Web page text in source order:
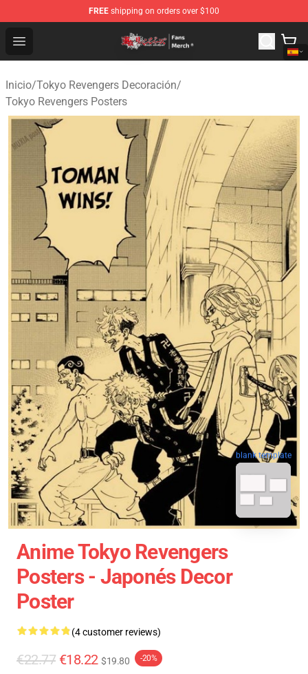
FREE shipping on orders over $100
Open menu
Tokyo Revengers Store - Official Tokyo Revengers
Inicio/Tokyo Revengers Decoración/
Tokyo Revengers Posters
blank template
Anime Tokyo Revengers
Posters - Japonés Decor
Poster
(4 customer reviews)
€22.77 €18.22 $19.80 -20%